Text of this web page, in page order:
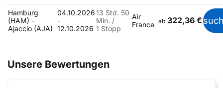
Hamburg
(HAM) -
Ajaccio (AJA)
04.10.2026
-
12.10.2026
13 Std. 50
Min. /
1 Stopp
Air
France ab 322,36 €
Unsere Bewertungen